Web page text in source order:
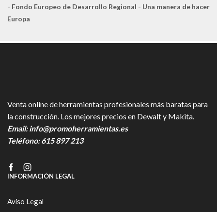
- Fondo Europeo de Desarrollo Regional - Una manera de hacer
Europa
Venta online de herramientas profesionales más baratas para
la construcción. Los mejores precios en Dewalt y Makita.
Email:info@promoherramientas.es
Teléfono:615 897 213
FacebookInstagram
INFORMACIÓN LEGAL
Aviso Legal